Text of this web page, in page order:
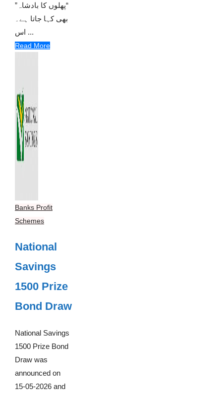
“پھلوں کا بادشاہ”
بھی کہا جاتا ہے۔
اس ...
Read More
Banks Profit
Schemes
National
Savings
1500 Prize
Bond Draw
National Savings
1500 Prize Bond
Draw was
announced on
15-05-2026 and